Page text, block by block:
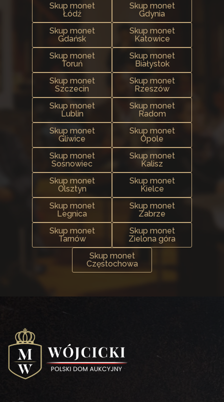
Skup monet
Łódź
Skup monet
Gdynia
Skup monet
Gdańsk
Skup monet
Katowice
Skup monet
Toruń
Skup monet
Białystok
Skup monet
Szczecin
Skup monet
Rzeszów
Skup monet
Lublin
Skup monet
Radom
Skup monet
Gliwice
Skup monet
Opole
Skup monet
Sosnowiec
Skup monet
Kalisz
Skup monet
Olsztyn
Skup monet
Kielce
Skup monet
Legnica
Skup monet
Zabrze
Skup monet
Tarnów
Skup monet
Zielona góra
Skup monet
Częstochowa